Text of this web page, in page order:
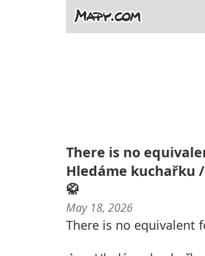
There is no
Hledáme kuchařku
🥋
May 18, 2026
There is no equivalent